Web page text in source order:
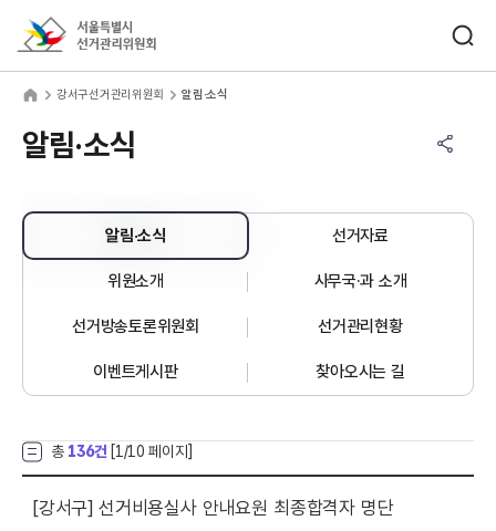
강서구선거관리위원회 알림·소식
알림·소식
알림·소식 선거자료
위원소개 사무국·과 소개
선거방송토론위원회 선거관리현황
이벤트게시판 찾아오시는 길
총 136건 [1 /10 페이지]
[강서구] 선거비용실사 안내요원 최종합격자 명단